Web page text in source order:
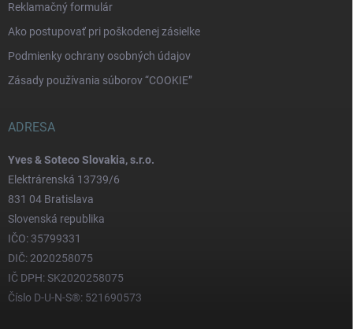
Reklamačný formulár
Ako postupovať pri poškodenej zásielke
Podmienky ochrany osobných údajov
Zásady používania súborov “COOKIE”
ADRESA
Yves & Soteco Slovakia, s.r.o.
Elektrárenská 13739/6
831 04 Bratislava
Slovenská republika
IČO: 35799331
DIČ: 2020258075
IČ DPH: SK2020258075
Číslo D-U-N-S®: 521690573